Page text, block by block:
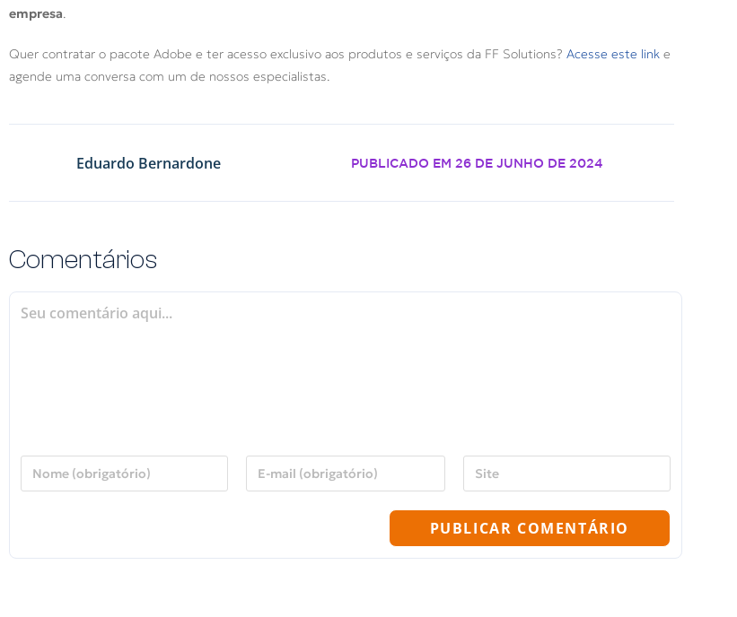
empresa.
Quer contratar o pacote Adobe e ter acesso exclusivo aos produtos e serviços da FF Solutions? Acesse este link e
agende uma conversa com um de nossos especialistas.
Eduardo Bernardone PUBLICADO EM 26 DE JUNHO DE 2024
Comentários